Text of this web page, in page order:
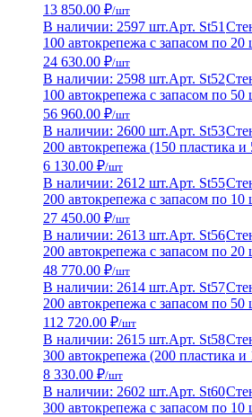
13 850.00 ₽/шт
В наличии: 2597 шт.Арт. St51
100 автокрепежа с запасом по 20
24 630.00 ₽/шт
В наличии: 2598 шт.Арт. St52
100 автокрепежа с запасом по 50
56 960.00 ₽/шт
В наличии: 2600 шт.Арт. St53
200 автокрепежа (150 пластика и
6 130.00 ₽/шт
В наличии: 2612 шт.Арт. St55
200 автокрепежа с запасом по 10
27 450.00 ₽/шт
В наличии: 2613 шт.Арт. St56
200 автокрепежа с запасом по 20
48 770.00 ₽/шт
В наличии: 2614 шт.Арт. St57
200 автокрепежа с запасом по 50
112 720.00 ₽/шт
В наличии: 2615 шт.Арт. St58
300 автокрепежа (200 пластика и
8 330.00 ₽/шт
В наличии: 2602 шт.Арт. St60
300 автокрепежа с запасом по 10